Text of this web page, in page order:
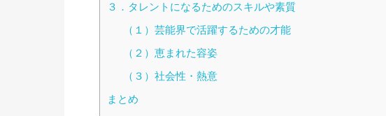
３．タレントになるためのスキルや素質
（１）芸能界で活躍するための才能
（２）恵まれた容姿
（３）社会性・熱意
まとめ